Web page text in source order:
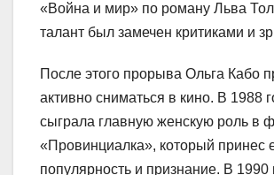
«Война и мир» по роману Льва
талант был замечен критиками и
После этого прорыва Ольга Кабо
активно сниматься в кино. В 1988
сыграла главную женскую роль в
«Провинциалка», который принес
популярность и признание. В 1990